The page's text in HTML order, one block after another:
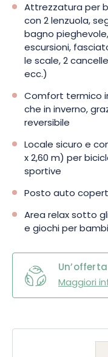
Attrezzatura per
con 2 lenzuola,
bagno
escursioni,
le scale, 2
ecc.)
Comfort termico
che in inverno,
reversibile
Locale sicuro e
x 2,60 m) per
sportive
Posto auto
Area relax sotto
e giochi per
Maggiori